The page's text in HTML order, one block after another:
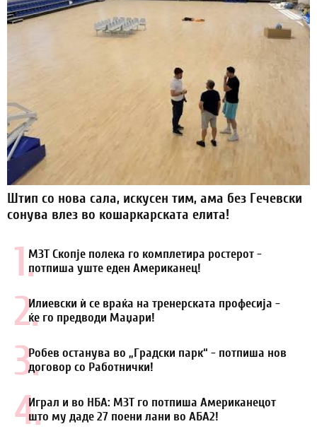
Штип со нова сала, искусен тим, ама без Гечевски
сонува влез во кошаркарската елита!
1.МЗТ Скопје полека го комплетира ростерот -
потпиша уште еден Американец!
2.Илиевски ѝ се враќа на тренерската професија -
ќе го предводи Маџари!
3.Робев останува во „Градски парк“ - потпиша нов
договор со Работнички!
4.Играл и во НБА: МЗТ го потпиша Американецот
што му даде 27 поени лани во АБА2!